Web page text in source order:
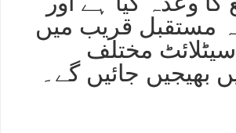
مستقبل قریب میں
مختلف
بھیجیں جائیں گے۔